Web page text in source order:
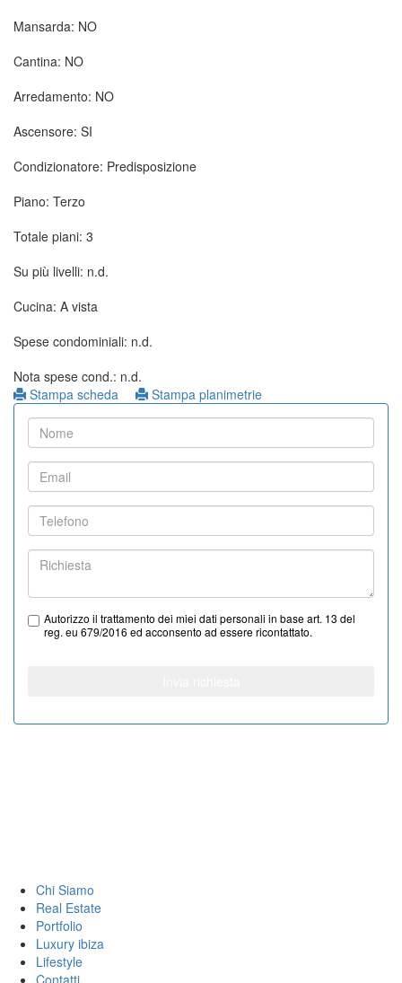
Mansarda: NO
Cantina: NO
Arredamento: NO
Ascensore: SI
Condizionatore: Predisposizione
Piano: Terzo
Totale piani: 3
Su più livelli: n.d.
Cucina: A vista
Spese condominiali: n.d.
Nota spese cond.: n.d.
Stampa scheda
Stampa planimetrie
Autorizzo il trattamento dei miei dati personali in base art. 13 del
reg. eu 679/2016 ed acconsento ad essere ricontattato.
Chi Siamo
Real Estate
Portfolio
Luxury ibiza
Lifestyle